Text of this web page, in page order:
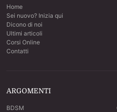
La guida step by step
Home
Sei nuovo? Inizia qui
Dicono di noi
Ultimi articoli
Corsi Online
Contatti
ARGOMENTI
BDSM